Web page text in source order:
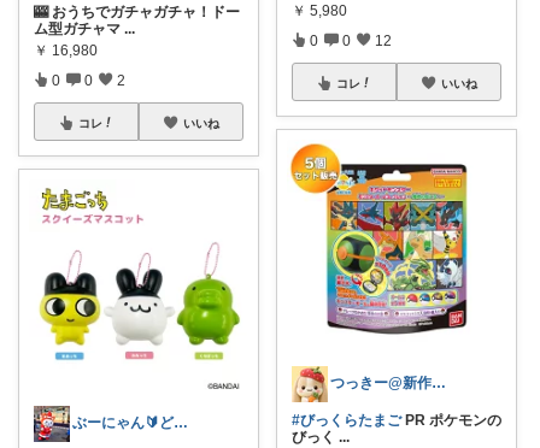
🎰 おうちでガチャガチャ！ドー
ム型ガチャマ ...
￥ 16,980
0 0 2
コレ いいね
ぶーにゃん🔰どうしたら売れるかな😭
￥ 5,980
0 0 12
コレ いいね
つっきー@新作アイテム
#びっくらたまごPR ポケモンの
びっく ...